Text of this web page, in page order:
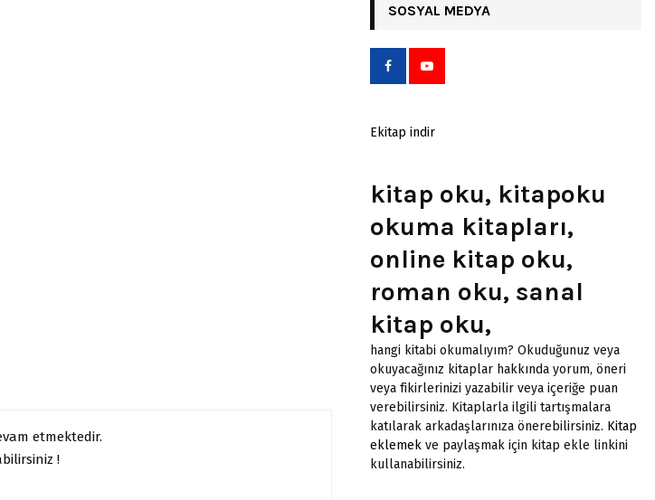
etmektedir.
!
SOSYAL MEDYA
Ekitap indir
kitap oku, kitapoku
okuma kitapları,
online kitap oku,
roman oku, sanal
kitap oku,
hangi kitabi okumalıyım? Okuduğunuz veya
okuyacağınız kitaplar hakkında yorum, öneri
veya fikirlerinizi yazabilir veya içeriğe puan
verebilirsiniz. Kitaplarla ilgili tartışmalara
katılarak arkadaşlarınıza önerebilirsiniz. Kitap
eklemek ve paylaşmak için kitap ekle linkini
kullanabilirsiniz.